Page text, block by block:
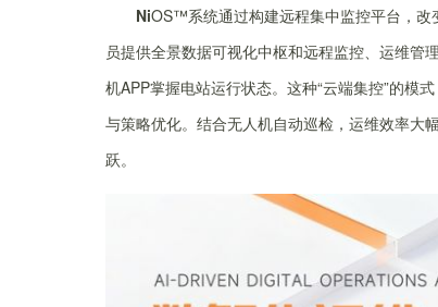
NiOS™系统通过构建远程集中监控平台，改
员提供全景数据可视化中枢和远程监控、运维管
机APP掌握电站运行状态。这种“云端集控”的模
与策略优化。结合无人机自动巡检，运维效率大
跃。